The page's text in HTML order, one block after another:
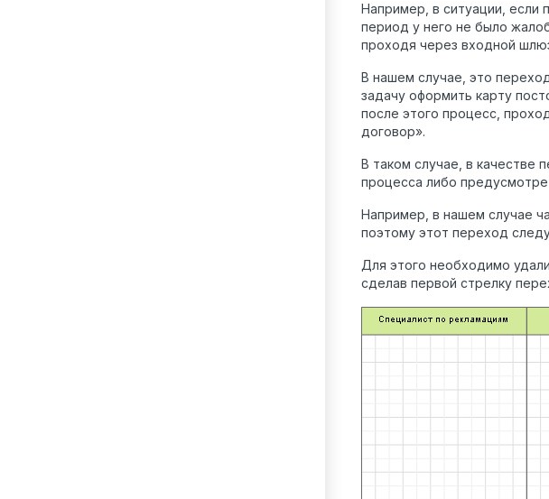
Например, в ситуации, если
период у него не было
проходя через входной
В нашем случае, это
задачу оформить карту
после этого процесс,
договор».
В таком случае, в качестве
процесса либо
Например, в нашем случае
поэтому этот переход
Для этого необходимо
сделав первой стрелку